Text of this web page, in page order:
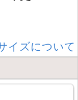
イズについて